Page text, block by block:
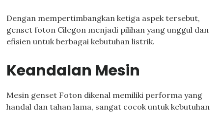
Dengan mempertimbangkan ketiga aspek tersebut,
genset foton Cilegon menjadi pilihan yang unggul dan
efisien untuk berbagai kebutuhan listrik.
Keandalan Mesin
Mesin genset Foton dikenal memiliki performa yang
handal dan tahan lama, sangat cocok untuk kebutuhan